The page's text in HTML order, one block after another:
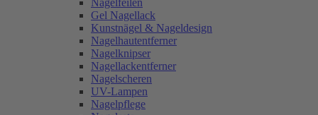
Nagelfeilen
Gel Nagellack
Kunstnägel & Nageldesign
Nagelhautentferner
Nagelknipser
Nagellackentferner
Nagelscheren
UV-Lampen
Nagelpflege